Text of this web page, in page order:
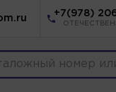
+7(978)